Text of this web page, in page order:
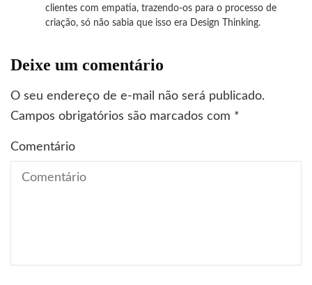
clientes com empatia, trazendo-os para o processo de
criação, só não sabia que isso era Design Thinking.
Deixe um comentário
O seu endereço de e-mail não será publicado.
Campos obrigatórios são marcados com *
Comentário